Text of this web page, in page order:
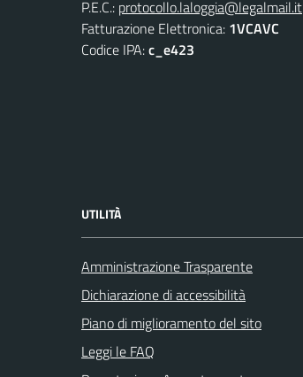
P.E.C.: protocollo.laloggia@legalmail.it
Fatturazione Elettronica: 1VCAVC
Codice IPA:c_e423
UTILITÀ
Amministrazione Trasparente
Dichiarazione di accessibilità
Piano di miglioramento del sito
Leggi le FAQ